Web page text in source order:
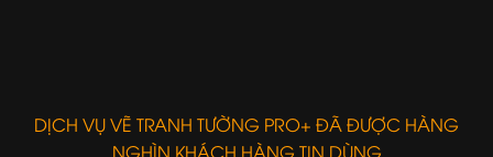
DỊCH VỤ VẼ TRANH TƯỜNG PRO+ ĐÃ ĐƯỢC HÀNG
NGHÌN KHÁCH HÀNG TIN DÙNG